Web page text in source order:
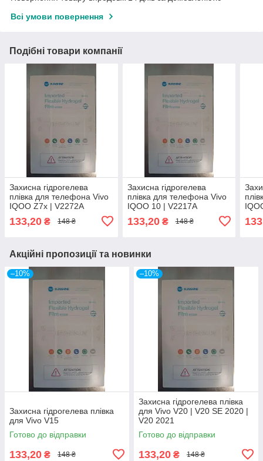
Всі умови повернення
Подібні товари компанії
Захисна гідрогелева
плівка для телефона Vivo
IQOO Z7x | V2272A
133,20 ₴ 148 ₴
Захисна гідрогелева
плівка для телефона Vivo
IQOO 10 | V2217A
133,20₴ 148 ₴
Акційні пропозиції та новинки
–10%
Захисна гідрогелева плівка
для Vivo V15
Готово до відправки
133,20 ₴ 148 ₴
–10%
Захисна гідрогелева плівка
для Vivo V20 | V20 SE 2020 |
V20 2021
Готово до відправки
133,20 ₴ 148 ₴